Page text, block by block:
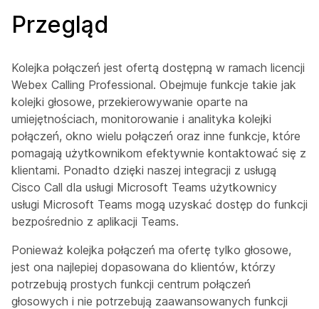
Przegląd
Kolejka połączeń jest ofertą dostępną w ramach licencji
Webex Calling Professional. Obejmuje funkcje takie jak
kolejki głosowe, przekierowywanie oparte na
umiejętnościach, monitorowanie i analityka kolejki
połączeń, okno wielu połączeń oraz inne funkcje, które
pomagają użytkownikom efektywnie kontaktować się z
klientami. Ponadto dzięki naszej integracji z usługą
Cisco Call dla usługi Microsoft Teams użytkownicy
usługi Microsoft Teams mogą uzyskać dostęp do funkcji
bezpośrednio z aplikacji Teams.
Ponieważ kolejka połączeń ma ofertę tylko głosowe,
jest ona najlepiej dopasowana do klientów, którzy
potrzebują prostych funkcji centrum połączeń
głosowych i nie potrzebują zaawansowanych funkcji